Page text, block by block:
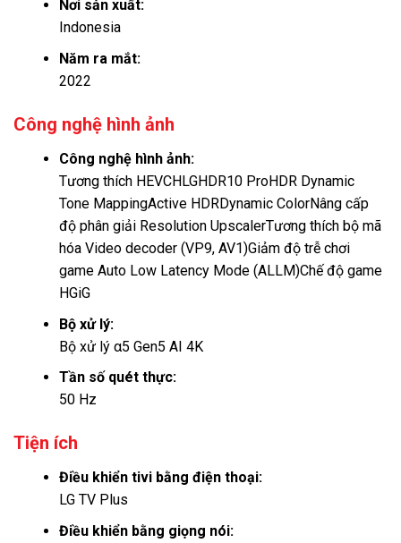
Nơi sản xuất:
Indonesia
Năm ra mắt:
2022
Công nghệ hình ảnh
Công nghệ hình ảnh:
Tương thích HEVCHLGHDR10 ProHDR Dynamic
Tone MappingActive HDRDynamic ColorNâng cấp
độ phân giải Resolution UpscalerTương thích bộ mã
hóa Video decoder (VP9, AV1)Giảm độ trễ chơi
game Auto Low Latency Mode (ALLM)Chế độ game
HGiG
Bộ xử lý:
Bộ xử lý α5 Gen5 AI 4K
Tần số quét thực:
50 Hz
Tiện ích
Điều khiển tivi bằng điện thoại:
LG TV Plus
Điều khiển bằng giọng nói: